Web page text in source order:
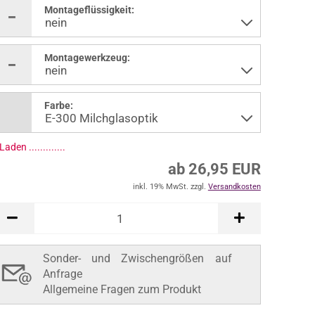
Montageflüssigkeit:
Montagewerkzeug:
Farbe:
inkl. 19% MwSt. zzgl. Versandkosten
In den Warenkorb
Sonder- und Zwischengrößen auf